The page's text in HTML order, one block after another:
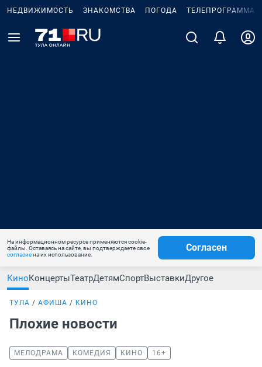
НЕДВИЖИМОСТЬ ЗНАКОМСТВА ПОГОДА ТЕЛЕПРОГРАММА
На информационном ресурсе применяются cookie-
файлы. Оставаясь на сайте, вы подтверждаете свое
согласиена их использование.
Согласен
КиноКонцертыТеатрДетямСпортВыставкиДругое
ТУЛА АФИША КИНО
Плохие новости
МЕЛОДРАМА КОМЕДИЯ КИНО 16+